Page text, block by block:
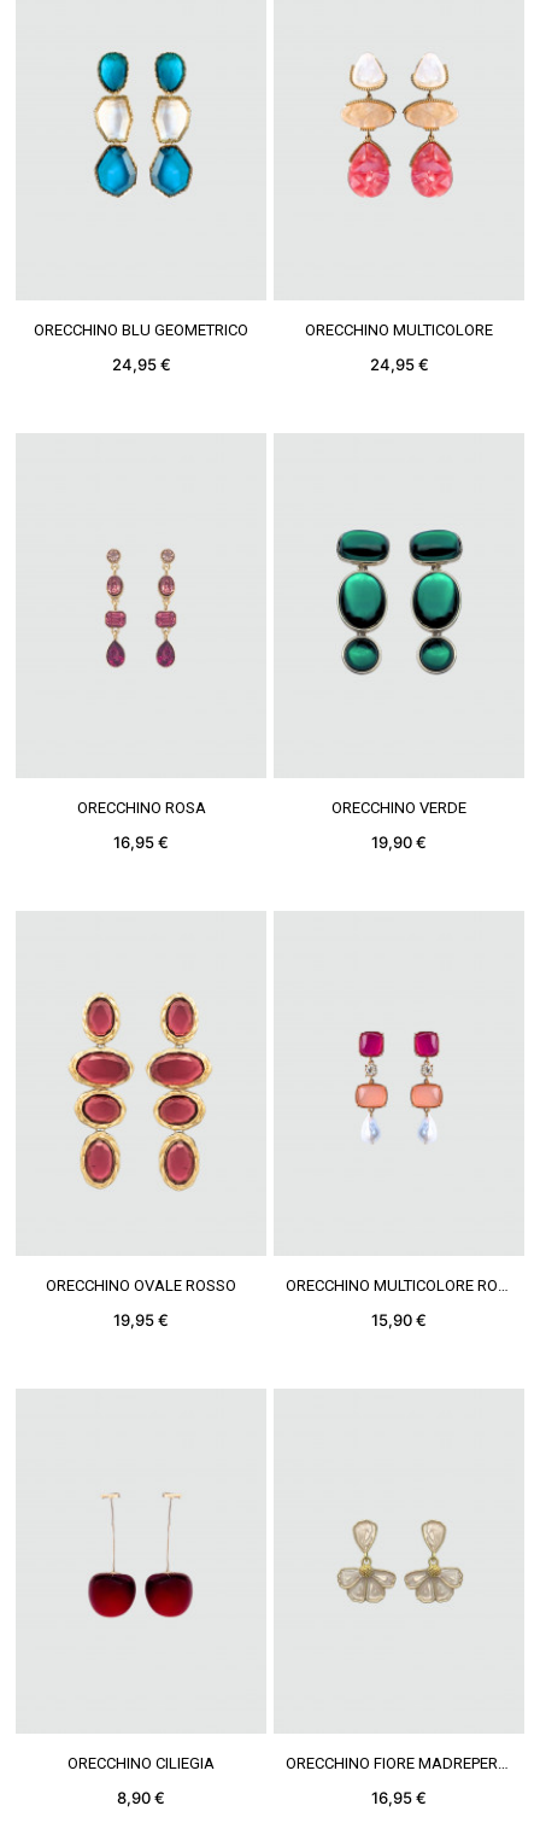
VEDERE DI PIÙ
ORECCHINO BLU GEOMETRICO
24,95 €
VEDERE DI PIÙ
ORECCHINO MULTICOLORE
24,95 €
VEDERE DI PIÙ
ORECCHINO ROSA
16,95 €
VEDERE DI PIÙ
ORECCHINO VERDE
19,90 €
VEDERE DI PIÙ
ORECCHINO OVALE ROSSO
19,95 €
VEDERE DI PIÙ ORECCHINO MULTICOLORE ROSA
15,90 €
VEDERE DI PIÙ
ORECCHINO CILIEGIA
8,90 €
VEDERE DI PIÙ ORECCHINO FIORE MADREPERLA
16,95 €